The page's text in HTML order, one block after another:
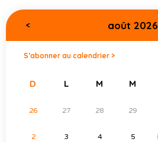
< août 2026
S’abonner au calendrier >
D L M M
26 27 28 29
2 3 4 5